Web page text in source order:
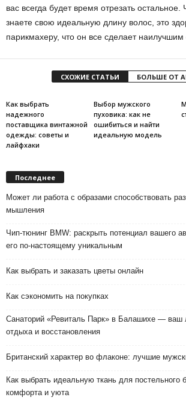
вас всегда будет время отрезать
знаете свою идеальную длину волос, это
парикмахеру, что он все сделает наилучшим
СХОЖИЕ СТАТЬИ БОЛЬШЕ ОТ
Как выбрать
надежного
поставщика винтажной
одежды: советы и
лайфхаки
Выбор мужского
пуховика: как не
ошибиться и найти
идеальную модель
Последнее
Может ли работа с образами способствовать
мышления
Чип-тюнинг BMW: раскрыть потенциал вашего
его по-настоящему уникальным
Как выбрать и заказать цветы онлайн
Как сэкономить на покупках
Санаторий «Ревиталь Парк» в Балашихе — ваш
отдыха и восстановления
Британский характер во флаконе: лучшие
Как выбрать идеальную ткань для постельного
комфорта и уюта